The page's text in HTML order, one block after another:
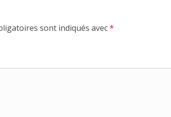
sont indiqués avec*